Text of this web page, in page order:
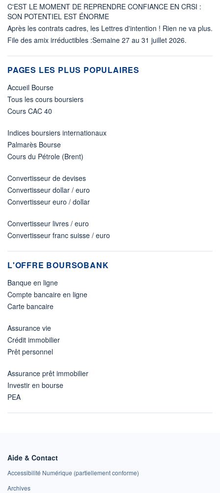
C'EST LE MOMENT DE REPRENDRE CONFIANCE EN CRSI :
SON POTENTIEL EST ÉNORME
Après les contrats cadres, les Lettres d'intention ! Rien ne va plus.
File des amix irréductibles :Semaine 27 au 31 juillet 2026.
PAGES LES PLUS POPULAIRES
Accueil Bourse
Tous les cours boursiers
Cours CAC 40
Indices boursiers internationaux
Palmarès Bourse
Cours du Pétrole (Brent)
Convertisseur de devises
Convertisseur dollar / euro
Convertisseur euro / dollar
Convertisseur livres / euro
Convertisseur franc suisse / euro
L'OFFRE BOURSOBANK
Banque en ligne
Compte bancaire en ligne
Carte bancaire
Assurance vie
Crédit immobilier
Prêt personnel
Assurance prêt immobilier
Investir en bourse
PEA
Aide & Contact
Accessibilité Numérique (partiellement conforme)
Archives